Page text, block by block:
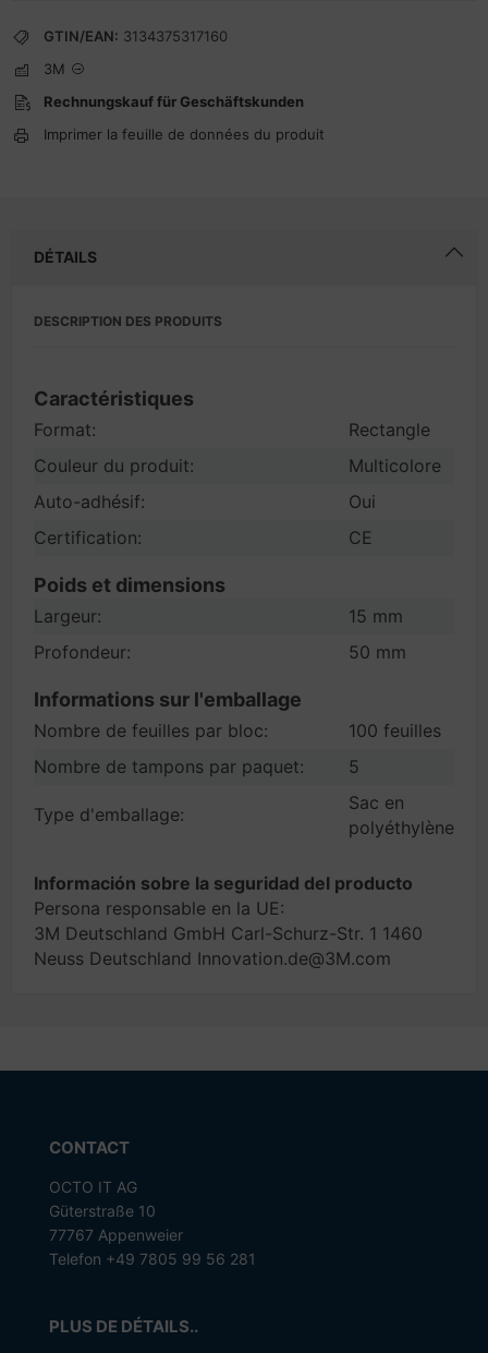
GTIN/EAN: 3134375317160
3M
Rechnungskauf für Geschäftskunden
Imprimer la feuille de données du produit
DÉTAILS
DESCRIPTION DES PRODUITS
Caractéristiques
Format:
Rectangle
Couleur du produit:
Multicolore
Auto-adhésif:
Oui
Certification:
CE
Poids et dimensions
Largeur:
15 mm
Profondeur:
50 mm
Informations sur l'emballage
Nombre de feuilles par bloc:
100 feuilles
Nombre de tampons par paquet:
5
Type d'emballage:
Sac en
polyéthylène
Información sobre la seguridad del producto
Persona responsable en la UE:
3M Deutschland GmbH Carl-Schurz-Str. 1 1460
Neuss Deutschland Innovation.de@3M.com
CONTACT
OCTO IT AG
Güterstraße 10
77767 Appenweier
Telefon +49 7805 99 56 281
PLUS DE DÉTAILS..